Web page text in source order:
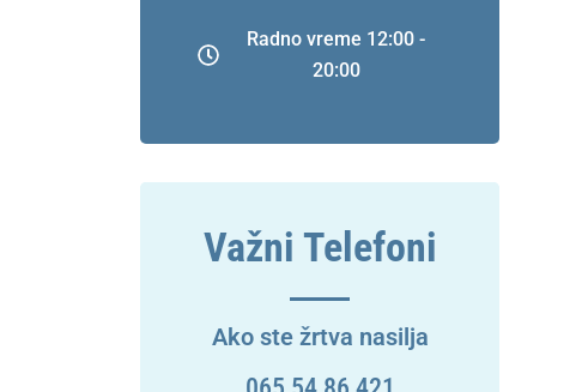
Radno vreme 12:00 -
20:00
Važni Telefoni
Ako ste žrtva nasilja